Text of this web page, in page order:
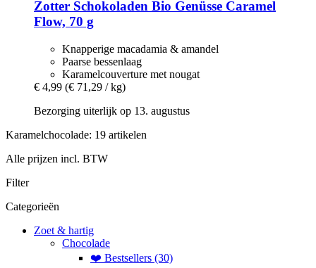
Zotter Schokoladen Bio Genüsse Caramel
Flow, 70 g
Knapperige macadamia & amandel
Paarse bessenlaag
Karamelcouverture met nougat
€ 4,99 (€ 71,29 / kg)
Bezorging uiterlijk op 13. augustus
Karamelchocolade: 19 artikelen
Alle prijzen incl. BTW
Filter
Categorieën
Zoet & hartig
Chocolade
❤️ Bestsellers (30)